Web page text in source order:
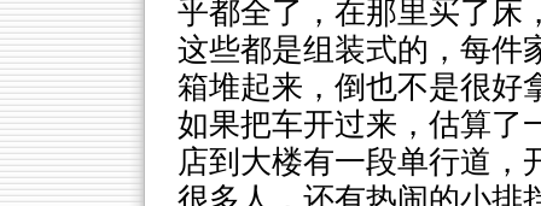
乎都全了，在那里买了床
这些都是组装式的，每件
箱堆起来，倒也不是很好
如果把车开过来，估算了
店到大楼有一段单行道，